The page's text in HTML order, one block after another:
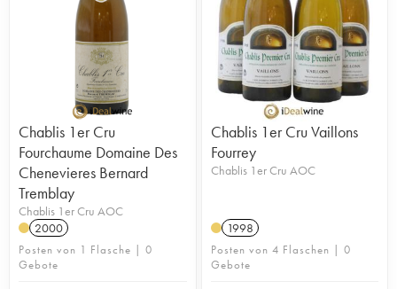
Chablis 1er Cru
Fourchaume Domaine Des
Chenevieres Bernard
Tremblay
Chablis 1er Cru AOC
2000
Posten von 1 Flasche | 0
Gebote
Chablis 1er Cru Vaillons
Fourrey
Chablis 1er Cru AOC
1998
Posten von 4 Flaschen | 0
Gebote